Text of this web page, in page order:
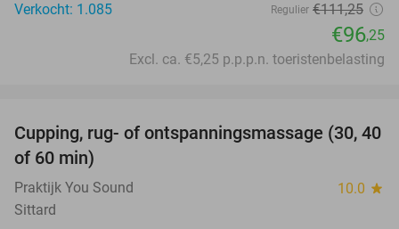
Verkocht: 1.085
Regulier €111,25
€96,25
Excl. ca. €5,25 p.p.p.n. toeristenbelasting
60%
Cupping, rug- of ontspanningsmassage (30, 40
of 60 min)
Praktijk You Sound 10.0 star
Sittard